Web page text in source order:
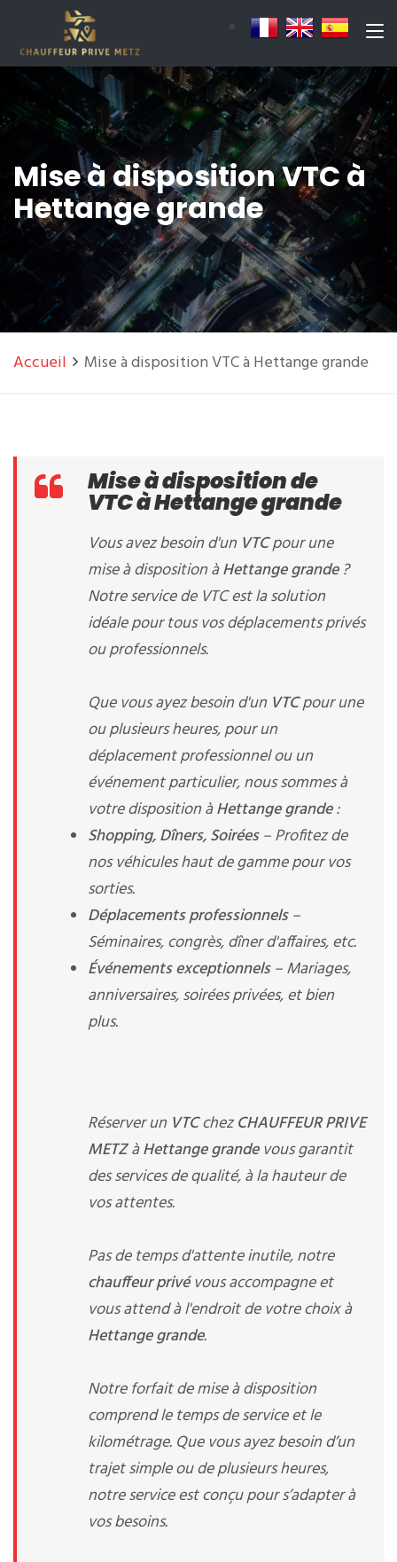
Mise à disposition VTC à
Hettange grande
Accueil Mise à disposition VTC à Hettange grande
Mise à disposition de
VTC à Hettange grande
Vous avez besoin d'un VTCpour une
mise à disposition àHettange grande?
Notre service de VTC est la solution
idéale pour tous vos déplacements privés
ou professionnels.
Que vous ayez besoin d'un VTCpour une
ou plusieurs heures, pour un
déplacement professionnel ou un
événement particulier, nous sommes à
votre disposition àHettange grande:
Shopping, Dîners, Soirées– Profitez de
nos véhicules haut de gamme pour vos
sorties.
Déplacements professionnels–
Séminaires, congrès, dîner d'affaires, etc.
Événements exceptionnels– Mariages,
anniversaires, soirées privées, et bien
plus.
Réserver un VTCchezCHAUFFEUR PRIVE
METZàHettange grandevous garantit
des services de qualité, à la hauteur de
vos attentes.
Pas de temps d'attente inutile, notre
chauffeur privévous accompagne et
vous attend à l'endroit de votre choix à
Hettange grande.
Notre forfait de mise à disposition
comprend le temps de service et le
kilométrage. Que vous ayez besoin d’un
trajet simple ou de plusieurs heures,
notre service est conçu pour s’adapter à
vos besoins.